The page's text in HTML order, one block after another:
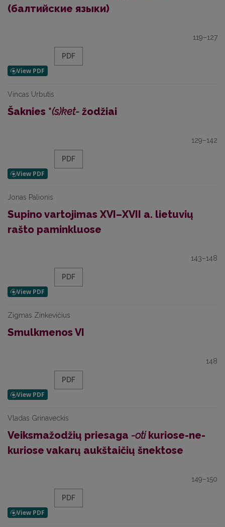
(балтийские языки)
119–127
PDF
Vincas Urbutis
Šaknies *(s)ket- žodžiai
129–142
PDF
Jonas Palionis
Supino vartojimas XVI–XVII a. lietuvių
rašto paminkluose
143–148
PDF
Zigmas Zinkevičius
Smulkmenos VI
148
PDF
Vladas Grinaveckis
Veiksmažodžių priesaga -otikuriose-ne-
kuriose vakarų aukštaičių šnektose
149–150
PDF